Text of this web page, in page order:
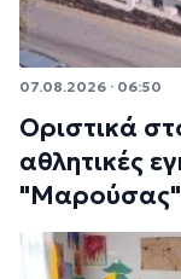
07.08.2026 · 06:50
Οριστικά
αθλητικές
"Μαρούσας"